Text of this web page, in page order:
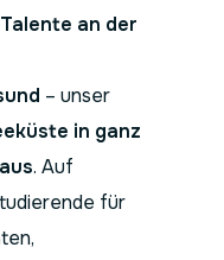
an der
– unser
in ganz
. Auf
für